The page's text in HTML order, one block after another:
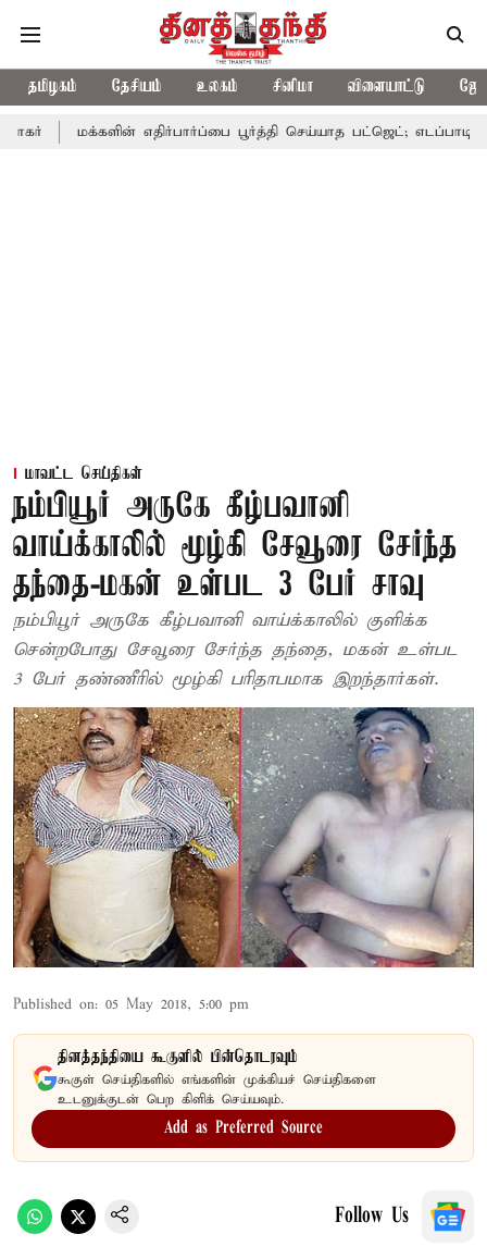
தமிழகம் தேசியம் உலகம் சினிமா விளையாட்டு
எதிர்பார்ப்பை பூர்த்தி செய்யாத பட்ஜெட்; எடப்பாடி பழனிசாமி
மாவட்ட செய்திகள்
நம்பியூர் அருகே கீழ்பவானி
வாய்க்காலில் மூழ்கி சேவூரை சேர்ந்த
தந்தை-மகன் உள்பட 3 பேர் சாவு
நம்பியூர் அருகே கீழ்பவானி வாய்க்காலில் குளிக்க
சென்றபோது சேவூரை சேர்ந்த தந்தை, மகன் உள்பட
3 பேர் தண்ணீரில் மூழ்கி பரிதாபமாக இறந்தார்கள்.
Published on: 05 May 2018, 5:00 pm
தினத்தந்தியை கூகுளில் பின்தொடரவும்
கூகுள் செய்திகளில் எங்களின் முக்கியச் செய்திகளை
உடனுக்குடன் பெற கிளிக் செய்யவும்.
Add as Preferred Source
Follow Us